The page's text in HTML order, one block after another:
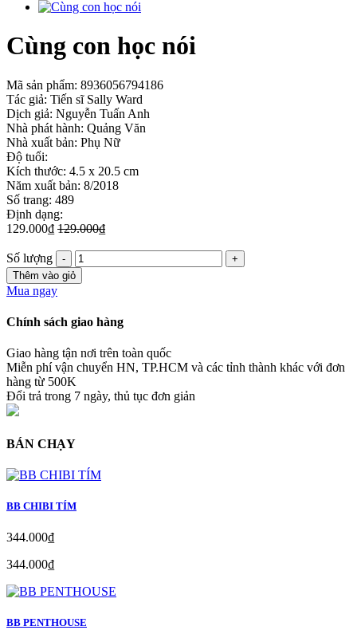
Cùng con học nói
Mã sản phẩm: 8936056794186
Tác giả: Tiến sĩ Sally Ward
Dịch giả: Nguyễn Tuấn Anh
Nhà phát hành: Quảng Văn
Nhà xuất bản: Phụ Nữ
Độ tuổi:
Kích thước: 4.5 x 20.5 cm
Năm xuất bản: 8/2018
Số trang: 489
Định dạng:
129.000₫ 129.000₫
Số lượng
Thêm vào giỏ
Mua ngay
Chính sách giao hàng
Giao hàng tận nơi trên toàn quốc
Miễn phí vận chuyển HN, TP.HCM và các tỉnh thành khác với đơn
hàng từ 500K
Đổi trả trong 7 ngày, thủ tục đơn giản
BÁN CHẠY
BB CHIBI TÍM
344.000₫
344.000₫
BB PENTHOUSE